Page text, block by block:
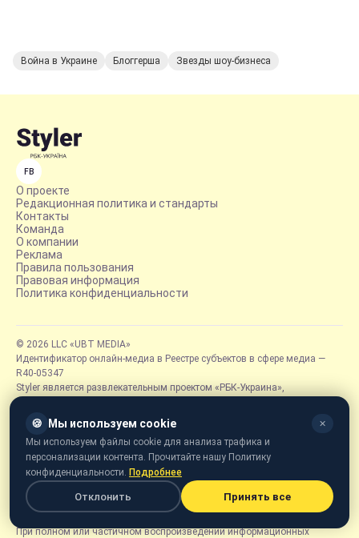
Война в Украине Блоггерша Звезды шоу-бизнеса
FB
О проекте
Редакционная политика и стандарты
Контакты
Команда
О компании
Реклама
Правила пользования
Правовая информация
Политика конфиденциальности
© 2026 LLC «UBT MEDIA»
Идентификатор онлайн-медиа в Реестре субъектов в сфере медиа —
R40-05347
Styler является развлекательным проектом «РБК-Украина»,
новостей.
Фотографии, иллюстрации и другие изображения принадлежат их
правообладателям. Использование фотографий, отмеченных Getty
Images, допускается исключительно при наличии письменного
разрешения фотоагентства Getty Images. Фотографии, отмеченные
логотипом «Styler» или подписанные «Styler» или «РБК-Украина», могут
использоваться на условиях лицензии Creative Commons Attribution
При полном или частичном воспроизведении информационных
🍪 Мы используем cookie ✕
Мы используем файлы cookie для анализа трафика и
персонализации контента. Прочитайте нашу Политику
конфиденциальности. Подробнее
Отклонить Принять все